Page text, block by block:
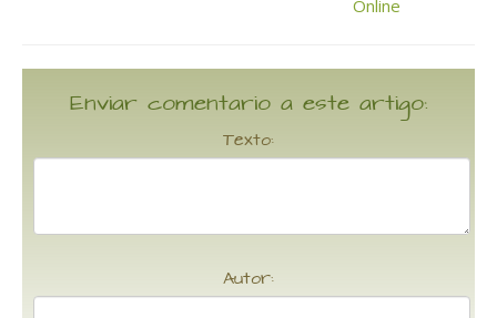
Enviar comentario a este artigo:
Texto:
Autor: